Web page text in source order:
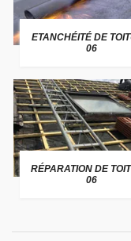
ETANCHÉITÉ DE
06
RÉPARATION DE
06